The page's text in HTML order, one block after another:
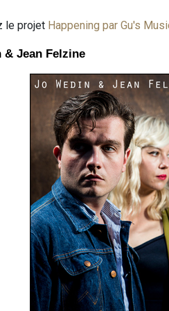
le projet Happening par Gu's
& Jean Felzine